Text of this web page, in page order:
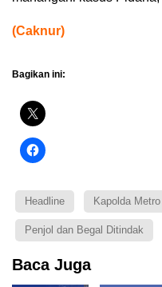
(Caknur)
Bagikan ini:
Headline Kapolda
Penjol dan Begal Ditindak
Baca Juga